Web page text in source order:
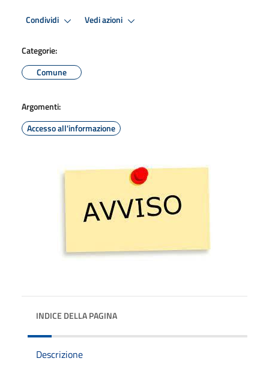
Condividi Vedi azioni
Categorie:
Comune
Argomenti:
Accesso all'informazione
INDICE DELLA PAGINA
Descrizione